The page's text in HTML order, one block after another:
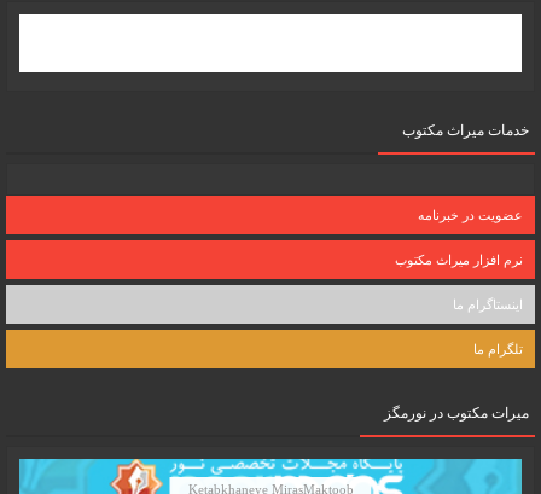
خدمات میراث مکتوب
عضویت در خبرنامه
نرم افزار میراث مکتوب
اینستاگرام ما
تلگرام ما
میرات مکتوب در نورمگز
Ketabkhaneye MirasMaktoob